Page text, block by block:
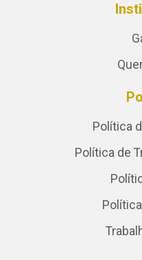
Política
Política de